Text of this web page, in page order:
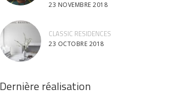
23 NOVEMBRE 2018
CLASSIC RESIDENCES
23 OCTOBRE 2018
Dernière réalisation